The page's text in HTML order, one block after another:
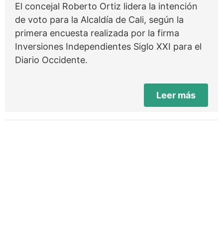
El concejal Roberto Ortiz lidera la intención
de voto para la Alcaldía de Cali, según la
primera encuesta realizada por la firma
Inversiones Independientes Siglo XXI para el
Diario Occidente.
Leer más